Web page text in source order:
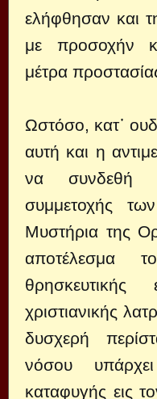
ελήφθησαν και
με προσοχήν
μέτρα
Ωστόσο, κατ᾽
αυτή και η
να συνδεθή
συμμετοχής
Μυστήρια της
αποτέλεσμα
χριστιανικής
δυσχερή
νόσου
καταφυγής εις